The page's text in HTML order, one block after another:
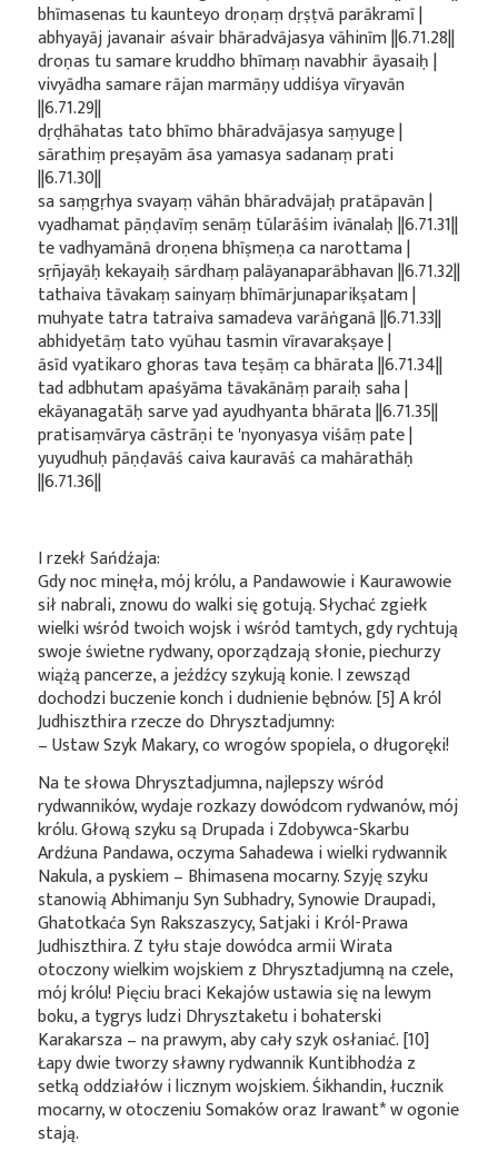
bhīmasenas tu kaunteyo droṇaṃ dṛṣṭvā parākramī |
abhyayāj javanair aśvair bhāradvājasya vāhinīm ||6.71.28||
droṇas tu samare kruddho bhīmaṃ navabhir āyasaiḥ |
vivyādha samare rājan marmāṇy uddiśya vīryavān
||6.71.29||
dṛḍhāhatas tato bhīmo bhāradvājasya saṃyuge |
sārathiṃ preṣayām āsa yamasya sadanaṃ prati
||6.71.30||
sa saṃgṛhya svayaṃ vāhān bhāradvājaḥ pratāpavān |
vyadhamat pāṇḍavīṃ senāṃ tūlarāśim ivānalaḥ ||6.71.31||
te vadhyamānā droṇena bhīṣmeṇa ca narottama |
sṛñjayāḥ kekayaiḥ sārdhaṃ palāyanaparābhavan ||6.71.32||
tathaiva tāvakaṃ sainyaṃ bhīmārjunaparikṣatam |
muhyate tatra tatraiva samadeva varāṅganā ||6.71.33||
abhidyetāṃ tato vyūhau tasmin vīravarakṣaye |
āsīd vyatikaro ghoras tava teṣāṃ ca bhārata ||6.71.34||
tad adbhutam apaśyāma tāvakānāṃ paraiḥ saha |
ekāyanagatāḥ sarve yad ayudhyanta bhārata ||6.71.35||
pratisaṃvārya cāstrāṇi te 'nyonyasya viśāṃ pate |
yuyudhuḥ pāṇḍavāś caiva kauravāś ca mahārathāḥ
||6.71.36||
I rzekł Sańdźaja:
Gdy noc minęła, mój królu, a Pandawowie i Kaurawowie
sił nabrali, znowu do walki się gotują. Słychać zgiełk
wielki wśród twoich wojsk i wśród tamtych, gdy rychtują
swoje świetne rydwany, oporządzają słonie, piechurzy
wiążą pancerze, a jeźdźcy szykują konie. I zewsząd
dochodzi buczenie konch i dudnienie bębnów. [5] A król
Judhiszthira rzecze do Dhrysztadjumny:
– Ustaw Szyk Makary, co wrogów spopiela, o długoręki!
Na te słowa Dhrysztadjumna, najlepszy wśród
rydwanników, wydaje rozkazy dowódcom rydwanów, mój
królu. Głową szyku są Drupada i Zdobywca-Skarbu
Ardźuna Pandawa, oczyma Sahadewa i wielki rydwannik
Nakula, a pyskiem – Bhimasena mocarny. Szyję szyku
stanowią Abhimanju Syn Subhadry, Synowie Draupadi,
Ghatotkaća Syn Rakszaszycy, Satjaki i Król-Prawa
Judhiszthira. Z tyłu staje dowódca armii Wirata
otoczony wielkim wojskiem z Dhrysztadjumną na czele,
mój królu! Pięciu braci Kekajów ustawia się na lewym
boku, a tygrys ludzi Dhrysztaketu i bohaterski
Karakarsza – na prawym, aby cały szyk osłaniać. [10]
Łapy dwie tworzy sławny rydwannik Kuntibhodźa z
setką oddziałów i licznym wojskiem. Śikhandin, łucznik
mocarny, w otoczeniu Somaków oraz Irawant*w ogonie
stają.